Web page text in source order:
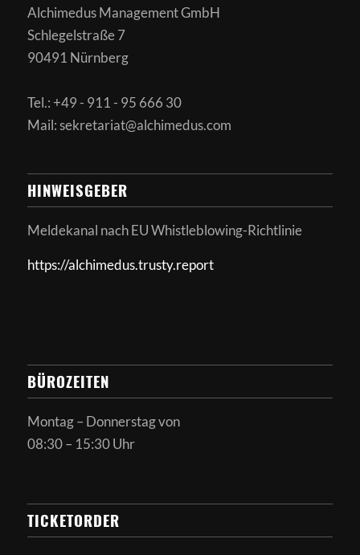
Alchimedus Management GmbH
Schlegelstraße 7
90491 Nürnberg
Tel.: +49 - 911 - 95 666 30
Mail: sekretariat@alchimedus.com
HINWEISGEBER
Meldekanal nachEU Whistleblowing-Richtlinie
https://alchimedus.trusty.report
BÜROZEITEN
Montag – Donnerstag von
08:30 – 15:30 Uhr
TICKETORDER